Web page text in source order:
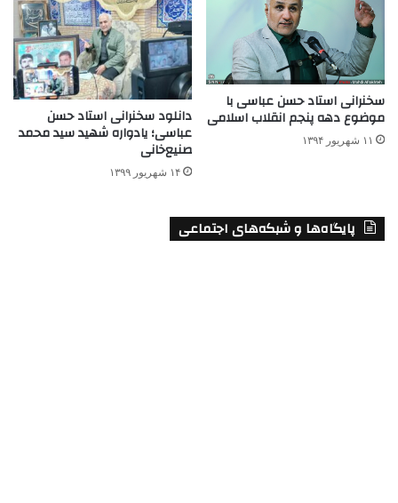
سخنرانی استاد حسن عباسی با
موضوع دهه پنجم انقلاب اسلامی
۱۱ شهریور ۱۳۹۴
دانلود سخنرانی استاد حسن
عباسی؛ یادواره شهید سید محمد
صنیع‌خانی
۱۴ شهریور ۱۳۹۹
پایگاه‌ها و شبکه‌های اجتماعی